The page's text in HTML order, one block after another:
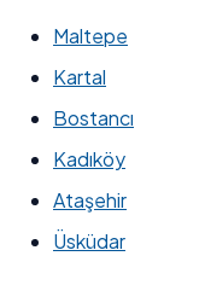
Maltepe
Kartal
Bostancı
Kadıköy
Ataşehir
Üsküdar